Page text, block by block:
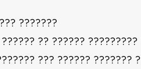
???????
?? ??????
??? ??????